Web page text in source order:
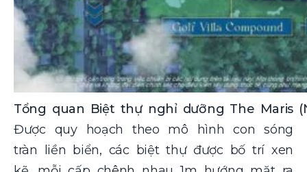
Tổng quan Biệt thự nghỉ dưỡng The Maris
Được quy hoạch theo mô hình con sóng
tràn liền biển, các biệt thự được bố trí xen